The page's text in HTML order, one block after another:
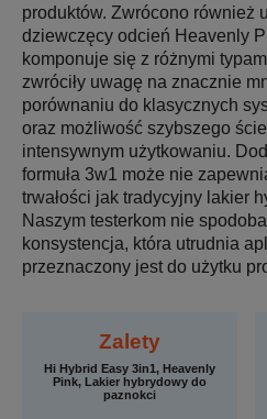
produktów. Zwrócono również
dziewczęcy odcień Heavenly
komponuje się z różnymi
zwróciły uwagę na znacznie
porównaniu do klasycznych
oraz możliwość szybszego
intensywnym użytkowaniu.
formuła 3w1 może nie
trwałości jak tradycyjny lakier
Naszym testerkom nie
konsystencja, która utrudnia
przeznaczony jest do użytku
Zalety
Hi Hybrid Easy 3in1, Heavenly
Pink, Lakier hybrydowy do
paznokci